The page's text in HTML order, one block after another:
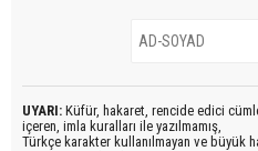
UYARI: Küfür, hakaret, rencide edici
içeren, imla kuralları ile yazılmamış,
Türkçe karakter kullanılmayan ve büyük